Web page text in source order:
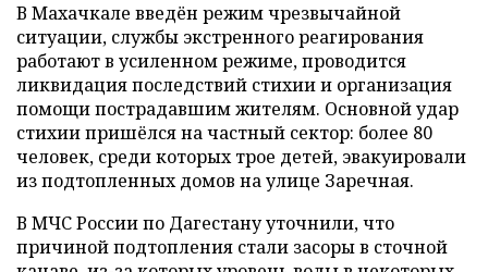
В Махачкале введён режим чрезвычайной
ситуации, службы экстренного реагирования
работают в усиленном режиме, проводится
ликвидация последствий стихии и организация
помощи пострадавшим жителям. Основной удар
стихии пришёлся на частный сектор: более 80
человек, среди которых трое детей, эвакуировали
из подтопленных домов на улице Заречная.
В МЧС России по Дагестану уточнили, что
причиной подтопления стали засоры в сточной